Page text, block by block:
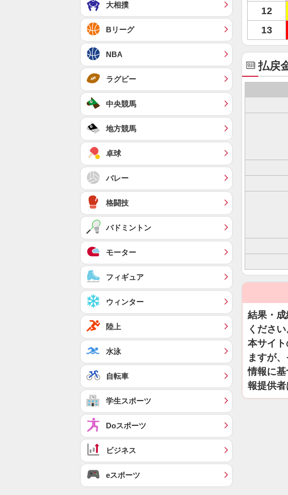
12
13
払戻
結果・
ください
本サイ
ますが
情報に
報提供者
大相撲
Bリーグ
NBA
ラグビー
中央競馬
地方競馬
卓球
バレー
格闘技
バドミントン
モーター
フィギュア
ウィンター
陸上
水泳
自転車
学生スポーツ
Doスポーツ
ビジネス
eスポーツ